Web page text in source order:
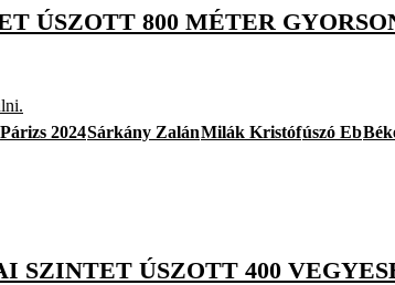
ÚSZOTT 800 MÉTER
Párizs 2024Sárkány ZalánMilák Kristófúszó Eb
SZINTET ÚSZOTT 400